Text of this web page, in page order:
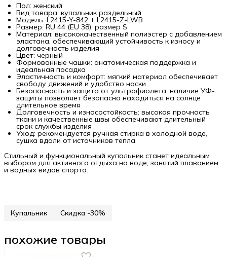
Пол: женский
Вид товара: купальник раздельный
Модель: L2415-Y-842 + L2415-Z-LWB
Размер: RU 44 (EU 38), размер S
Материал: высококачественный полиэстер с добавлением
эластана, обеспечивающий устойчивость к износу и
долговечность изделия
Цвет: черный
Формованные чашки: анатомическая поддержка и
идеальная посадка
Эластичность и комфорт: мягкий материал обеспечивает
свободу движений и удобство носки
Безопасность и защита от ультрафиолета: наличие УФ-
защиты позволяет безопасно находиться на солнце
длительное время
Долговечность и износостойкость: высокая прочность
ткани и качественные швы обеспечивают длительный
срок службы изделия
Уход: рекомендуется ручная стирка в холодной воде,
сушка вдали от источников тепла
Стильный и функциональный купальник станет идеальным
выбором для активного отдыха на воде, занятий плаванием
и водных видов спорта.
Купальник Скидка -30%
похожие товары